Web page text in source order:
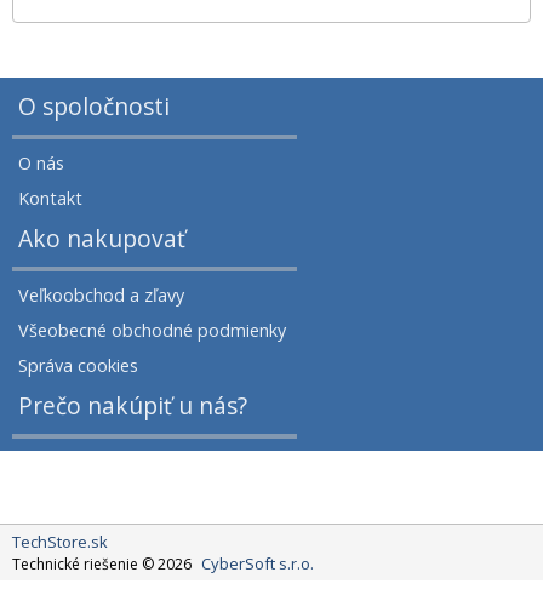
O spoločnosti
O nás
Kontakt
Ako nakupovať
Veľkoobchod a zľavy
Všeobecné obchodné podmienky
Správa cookies
Prečo nakúpiť u nás?
TechStore.sk
Technické riešenie © 2026 CyberSoft s.r.o.